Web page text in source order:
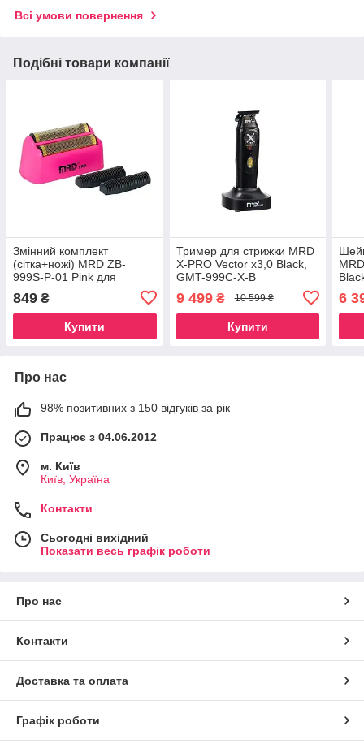
Всі умови повернення
Подібні товари компанії
Змінний комплект
(сітка+ножі) MRD ZB-
999S-P-01 Pink для
849 ₴
Купити
Тример для стрижки MRD
X-PRO Vector x3,0 Black,
GMT-999C-X-B
9 499₴ 10 599 ₴
Купити
6
Про нас
98% позитивних з 150 відгуків за рік
Працює з 04.06.2012
м. Київ
Київ, Україна
Контакти
Сьогодні вихідний
Показати весь графік роботи
Про нас
Контакти
Доставка та оплата
Графік роботи